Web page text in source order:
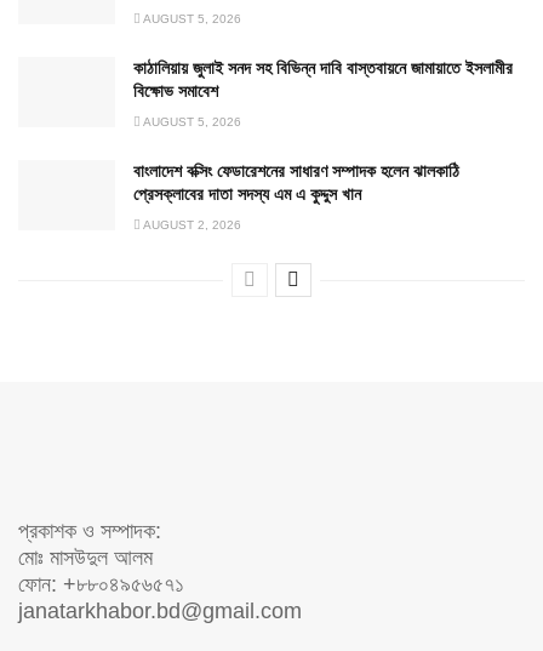
AUGUST 5, 2026
কাঠালিয়ায় জুলাই সনদ সহ বিভিন্ন দাবি বাস্তবায়নে জামায়াতে ইসলামীর
বিক্ষোভ সমাবেশ
AUGUST 5, 2026
বাংলাদেশ বক্সিং ফেডারেশনের সাধারণ সম্পাদক হলেন ঝালকাঠি
প্রেসক্লাবের দাতা সদস্য এম এ কুদ্দুস খান
AUGUST 2, 2026
প্রকাশক ও সম্পাদক:
মোঃ মাসউদুল আলম
ফোন: +৮৮০৪৯৫৬৫৭১
janatarkhabor.bd@gmail.com